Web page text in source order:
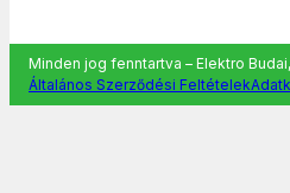
Minden jog fenntartva – Elektro
Általános Szerződési Feltételek